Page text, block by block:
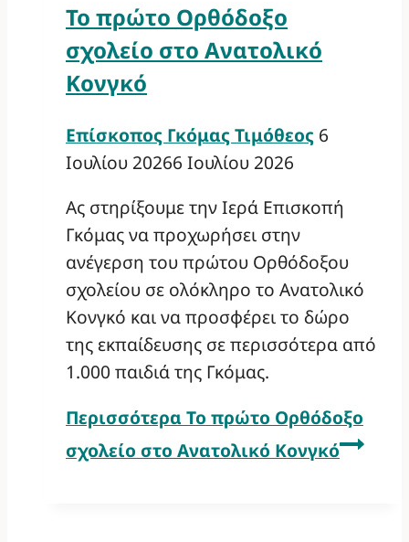
Το πρώτο Ορθόδοξο
σχολείο στο Ανατολικό
Κονγκό
Επίσκοπος Γκόμας Τιμόθεος 6
Ιουλίου 20266 Ιουλίου 2026
Ας στηρίξουμε την Ιερά Επισκοπή
Γκόμας να προχωρήσει στην
ανέγερση του πρώτου Ορθόδοξου
σχολείου σε ολόκληρο το Ανατολικό
Κονγκό και να προσφέρει το δώρο
της εκπαίδευσης σε περισσότερα από
1.000 παιδιά της Γκόμας.
Περισσότερα Το πρώτο Ορθόδοξο
σχολείο στο Ανατολικό Κονγκό